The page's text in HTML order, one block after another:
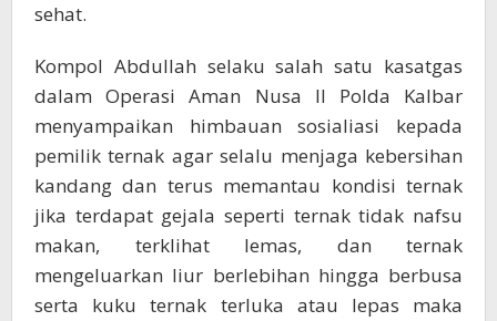
sehat.
Kompol Abdullah selaku salah satu kasatgas
dalam Operasi Aman Nusa II Polda Kalbar
menyampaikan himbauan sosialiasi kepada
pemilik ternak agar selalu menjaga kebersihan
kandang dan terus memantau kondisi ternak
jika terdapat gejala seperti ternak tidak nafsu
makan, terklihat lemas, dan ternak
mengeluarkan liur berlebihan hingga berbusa
serta kuku ternak terluka atau lepas maka